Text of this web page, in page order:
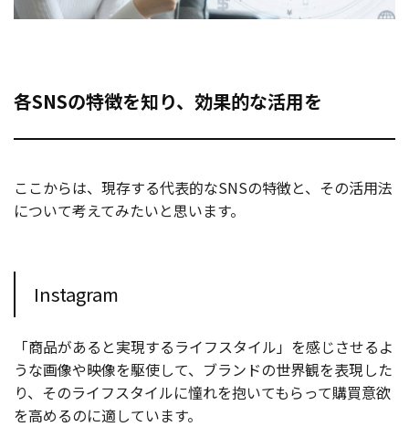
各SNSの特徴を知り、効果的な活用を
ここからは、現存する代表的なSNSの特徴と、その活用法
について考えてみたいと思います。
Instagram
「商品があると実現するライフスタイル」を感じさせるよ
うな画像や映像を駆使して、ブランドの世界観を表現した
り、そのライフスタイルに憧れを抱いてもらって購買意欲
を高めるのに適しています。